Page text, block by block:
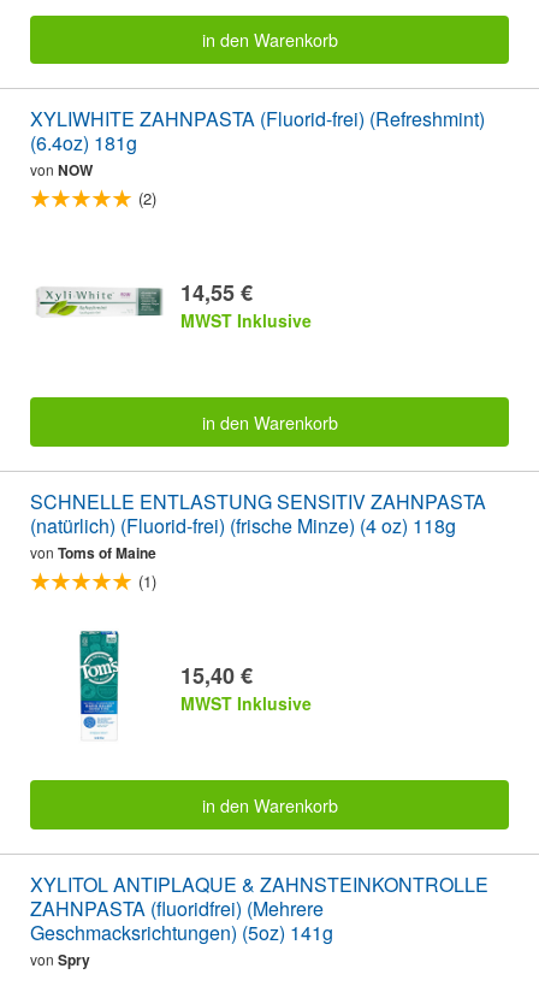
in den Warenkorb
XYLIWHITE ZAHNPASTA (Fluorid-frei) (Refreshmint)
(6.4oz) 181g
von NOW
(2)
14,55 €
MWST Inklusive
in den Warenkorb
SCHNELLE ENTLASTUNG SENSITIV ZAHNPASTA
(natürlich) (Fluorid-frei) (frische Minze) (4 oz) 118g
von Toms of Maine
(1)
15,40 €
MWST Inklusive
in den Warenkorb
XYLITOL ANTIPLAQUE & ZAHNSTEINKONTROLLE
ZAHNPASTA (fluoridfrei) (Mehrere
Geschmacksrichtungen) (5oz) 141g
von Spry